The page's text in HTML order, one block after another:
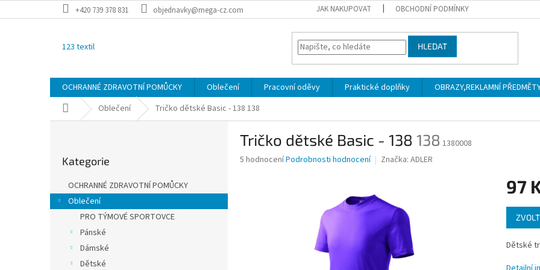
na
+420 739 378 831 objednavky@mega-cz.com JAK NAKUPOVAT OBCHODNÍ PODMÍNKY
123 textil HLEDAT
OCHRANNÉ ZDRAVOTNÍ POMŮCKY Oblečení Pracovní oděvy Praktické doplňky OBRAZY,REKLAMNÍ
Domů Oblečení Tričko dětské Basic - 138 138
a
n
kategorie
Kategorie
OCHRANNÉ ZDRAVOTNÍ POMŮCKY
Oblečení
PRO TÝMOVÉ SPORTOVCE
Pánské
Dámské
Dětské
Tričko dětské Basic - 138 138 1380008
Průměrné
5 hodnoceníPodrobnosti hodnocení Značka: ADLER
97
Měrná
cena:
Dětské